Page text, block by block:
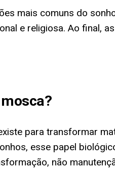
mais comuns do
e religiosa. Ao final,
?
para transformar
esse papel
não